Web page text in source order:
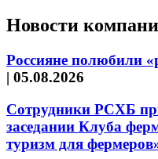
Новости
Россияне полюбили
| 05.08.2026
Сотрудники РСХБ
заседании Клуба
туризм для